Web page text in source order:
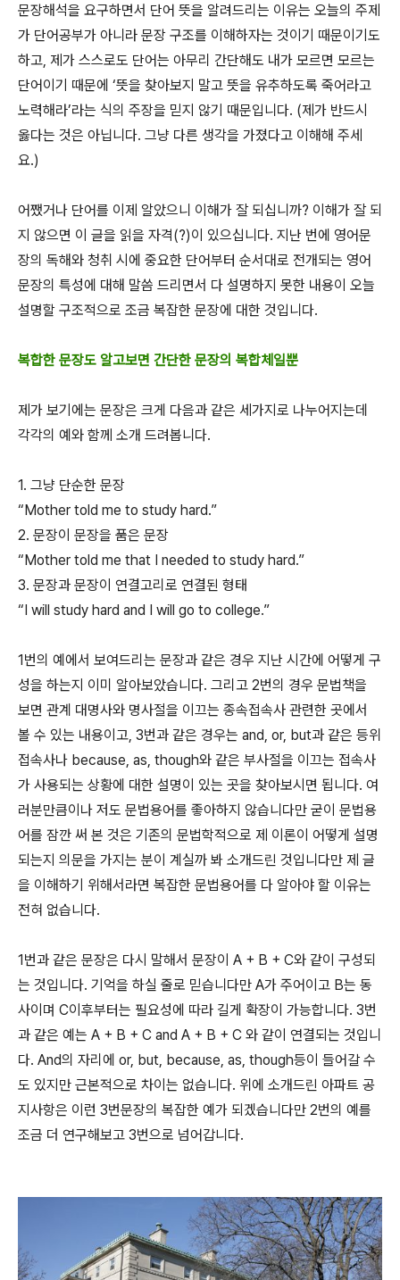
문장해석을 요구하면서 단어 뜻을 알려드리는 이유는 오늘의 주제
가 단어공부가 아니라 문장 구조를 이해하자는 것이기 때문이기도
하고, 제가 스스로도 단어는 아무리 간단해도 내가 모르면 모르는
단어이기 때문에 ‘뜻을 찾아보지 말고 뜻을 유추하도록 죽어라고
노력해라’라는 식의 주장을 믿지 않기 때문입니다. (제가 반드시
옳다는 것은 아닙니다. 그냥 다른 생각을 가졌다고 이해해 주세
요.)
어쨌거나 단어를 이제 알았으니 이해가 잘 되십니까? 이해가 잘 되
지 않으면 이 글을 읽을 자격(?)이 있으십니다. 지난 번에 영어문
장의 독해와 청취 시에 중요한 단어부터 순서대로 전개되는 영어
문장의 특성에 대해 말씀 드리면서 다 설명하지 못한 내용이 오늘
설명할 구조적으로 조금 복잡한 문장에 대한 것입니다.
복합한 문장도 알고보면 간단한 문장의 복합체일뿐
제가 보기에는 문장은 크게 다음과 같은 세가지로 나누어지는데
각각의 예와 함께 소개 드려봅니다.
1. 그냥 단순한 문장
“Mother told me to study hard.”
2. 문장이 문장을 품은 문장
“Mother told me that I needed to study hard.”
3. 문장과 문장이 연결고리로 연결된 형태
“I will study hard and I will go to college.”
1번의 예에서 보여드리는 문장과 같은 경우 지난 시간에 어떻게 구
성을 하는지 이미 알아보았습니다. 그리고 2번의 경우 문법책을
보면 관계 대명사와 명사절을 이끄는 종속접속사 관련한 곳에서
볼 수 있는 내용이고, 3번과 같은 경우는 and, or, but과 같은 등위
접속사나 because, as, though와 같은 부사절을 이끄는 접속사
가 사용되는 상황에 대한 설명이 있는 곳을 찾아보시면 됩니다. 여
러분만큼이나 저도 문법용어를 좋아하지 않습니다만 굳이 문법용
어를 잠깐 써 본 것은 기존의 문법학적으로 제 이론이 어떻게 설명
되는지 의문을 가지는 분이 계실까 봐 소개드린 것입니다만 제 글
을 이해하기 위해서라면 복잡한 문법용어를 다 알아야 할 이유는
전혀 없습니다.
1번과 같은 문장은 다시 말해서 문장이 A + B + C와 같이 구성되
는 것입니다. 기억을 하실 줄로 믿습니다만 A가 주어이고 B는 동
사이며 C이후부터는 필요성에 따라 길게 확장이 가능합니다. 3번
과 같은 예는 A + B + C and A + B + C 와 같이 연결되는 것입니
다. And의 자리에 or, but, because, as, though등이 들어갈 수
도 있지만 근본적으로 차이는 없습니다. 위에 소개드린 아파트 공
지사항은 이런 3번문장의 복잡한 예가 되겠습니다만 2번의 예를
조금 더 연구해보고 3번으로 넘어갑니다.